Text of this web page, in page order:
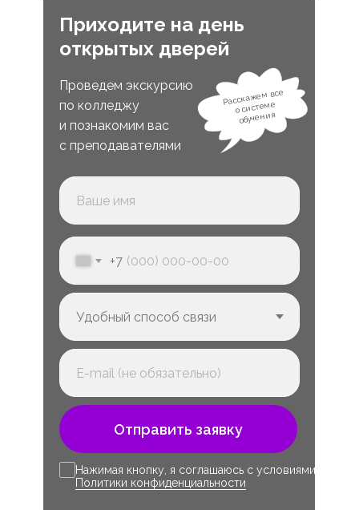
Приходите на день
открытых дверей
Проведем экскурсию
по колледжу
и познакомим вас
с преподавателями
Расскажем все
о системе
обучения
+7
Отправить заявку
Нажимая кнопку, я соглашаюсь с условиями
Политики конфиденциальности